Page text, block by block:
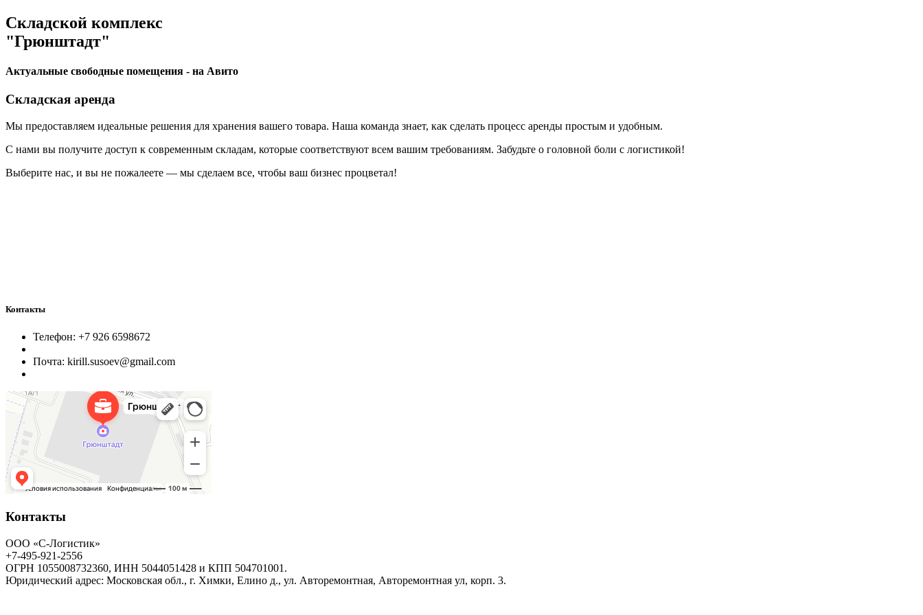
Складской комплекс
"Грюнштадт"
Актуальные свободные помещения - на Авито
Складская аренда
Мы предоставляем идеальные решения для хранения вашего товара. Наша команда знает, как сделать процесс аренды простым и удобным.
С нами вы получите доступ к современным складам, которые соответствуют всем вашим требованиям. Забудьте о головной боли с логистикой!
Выберите нас, и вы не пожалеете — мы сделаем все, чтобы ваш бизнес процветал!
Контакты
Телефон: +7 926 6598672
Почта: kirill.susoev@gmail.com
Контакты
ООО «С-Логистик»
+7-495-921-2556
ОГРН 1055008732360, ИНН 5044051428 и КПП 504701001.
Юридический адрес: Московская обл., г. Химки, Елино д., ул. Авторемонтная, Авторемонтная ул, корп. 3.